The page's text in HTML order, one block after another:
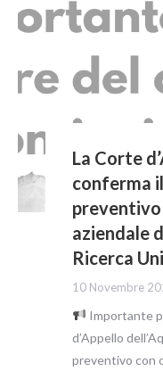
La Corte
conferma
aziendale
Ricerca
10 Novembre
Importante
d’Appello
preventivo con